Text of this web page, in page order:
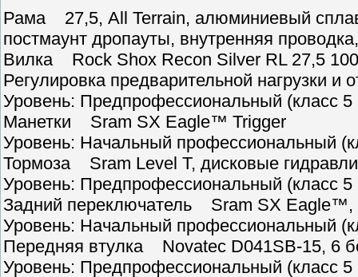
Рама 27,5, All Terrain, алюминиевый сплав
постмаунт дропауты, внутренняя
Вилка Rock Shox Recon Silver RL 27,5
Регулировка предварительной нагрузки и
Уровень: Предпрофессиональный (класс 5
Манетки Sram SX Eagle™ Trigger
Уровень: Начальный профессиональный
Тормоза Sram Level T, дисковые
Уровень: Предпрофессиональный (класс 5
Задний переключатель Sram SX Eagle™,
Уровень: Начальный профессиональный
Передняя втулка Novatec D041SB-15, 6
Уровень: Предпрофессиональный (класс 5